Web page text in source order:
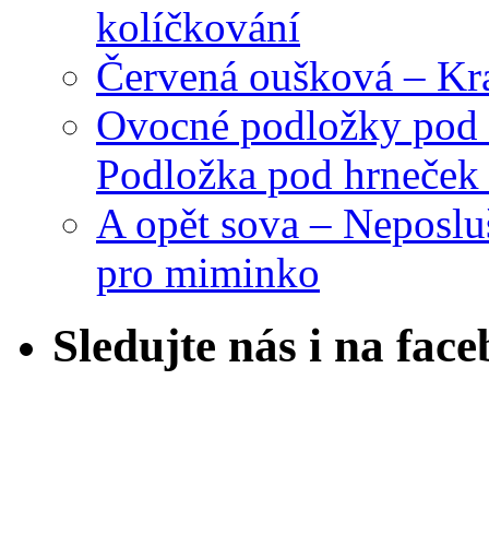
kolíčkování
Červená oušková –
Ovocné podložky
Podložka pod
A opět sova –
pro miminko
Sledujte nás i na